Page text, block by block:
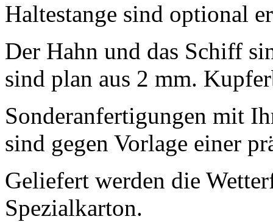
Haltestange sind optional
Der Hahn und das Schiff
sind plan aus 2 mm.
Sonderanfertigungen mit
sind gegen Vorlage einer
Geliefert werden die
Spezialkarton.